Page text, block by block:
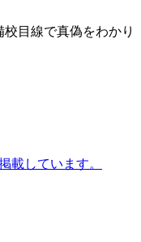
目線で真偽をわかり
載しています。